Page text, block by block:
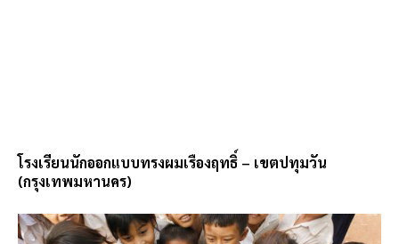
โรงเรียนนักออกแบบทรงผมเรืองฤทธิ์ – เขตปทุมวัน
(กรุงเทพมหานคร)